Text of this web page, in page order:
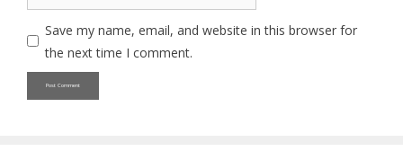
Save my name, email, and website in this browser for
the next time I comment.